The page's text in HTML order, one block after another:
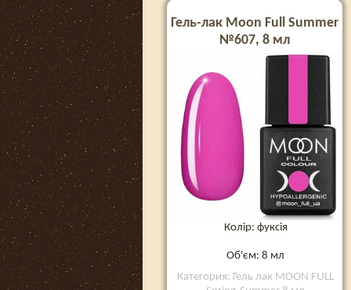
Гель-лак Moon Full Summer
№607, 8 мл
Колір: фуксія
Об'єм: 8 мл
Категория: Гель лак MOON FULL